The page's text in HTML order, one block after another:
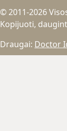
© 2011-2026
Kopijuoti,
Draugai: Doctor